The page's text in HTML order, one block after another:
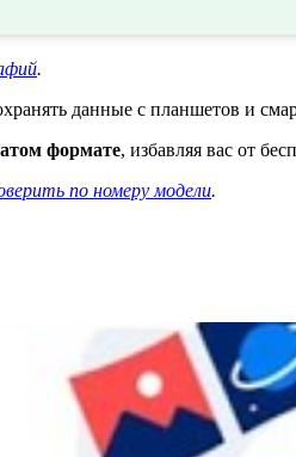
.
данные с планшетов и
формате, избавляя вас от
по номеру модели.